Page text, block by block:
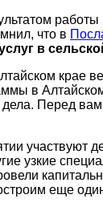
что в
в
крае
в
Перед
участвуют
узкие
еще